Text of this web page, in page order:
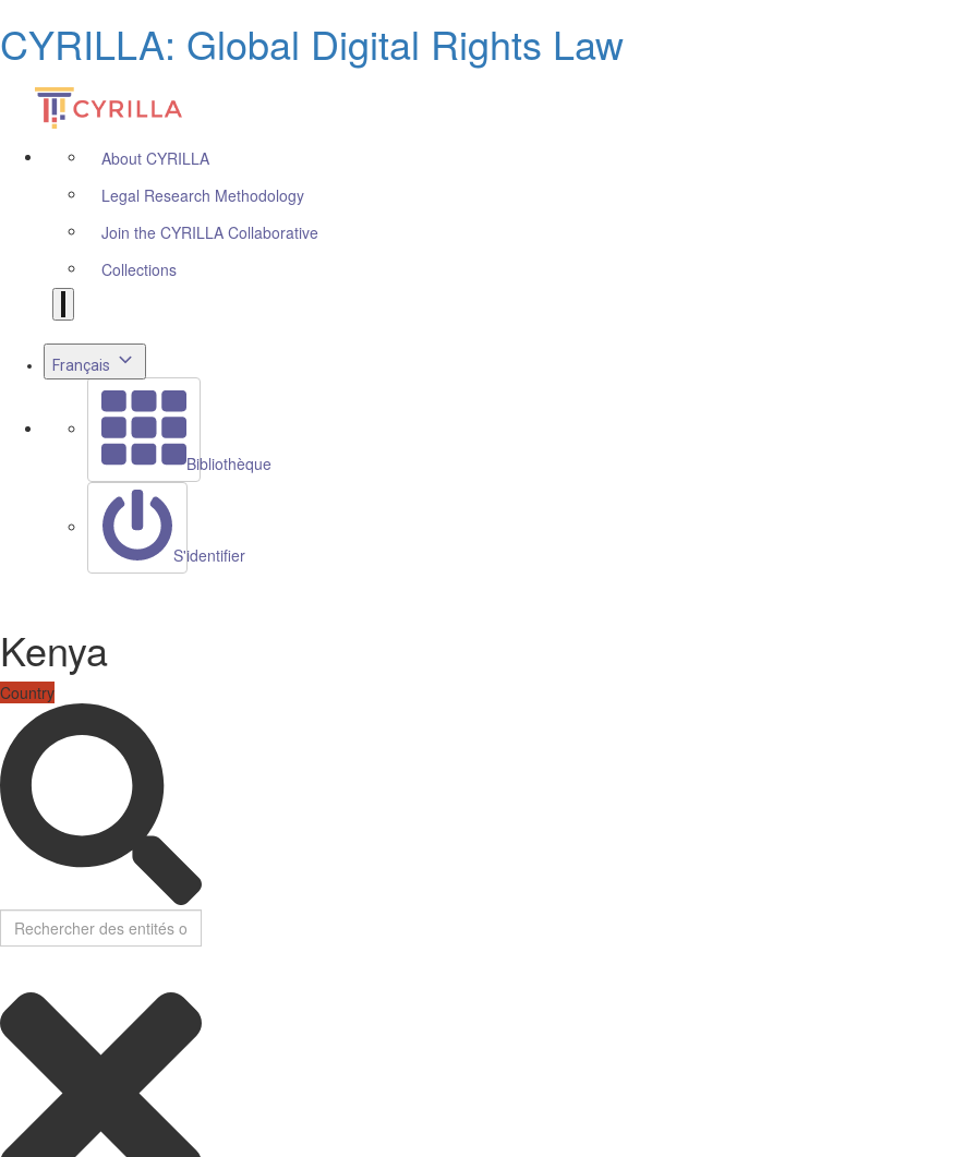
CYRILLA: Global Digital Rights Law
About CYRILLA
Legal Research Methodology
Join the CYRILLA Collaborative
Collections
Français
Bibliothèque
S'identifier
Kenya
Country